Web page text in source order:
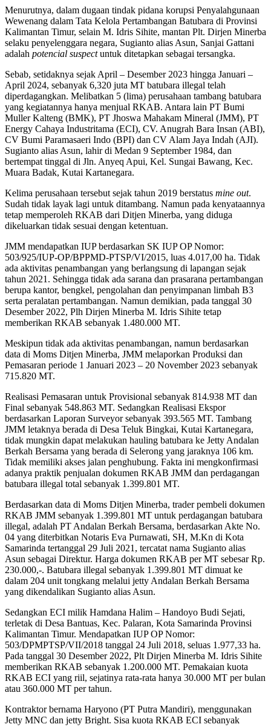
Menurutnya, dalam dugaan tindak pidana korupsi Penyalahgunaan
Wewenang dalam Tata Kelola Pertambangan Batubara di Provinsi
Kalimantan Timur, selain M. Idris Sihite, mantan Plt. Dirjen Minerba
selaku penyelenggara negara, Sugianto alias Asun, Sanjai Gattani
adalah potencial suspectuntuk ditetapkan sebagai tersangka.
Sebab, setidaknya sejak April – Desember 2023 hingga Januari –
April 2024, sebanyak 6,320 juta MT batubara illegal telah
diperdagangkan. Melibatkan 5 (lima) perusahaan tambang batubara
yang kegiatannya hanya menjual RKAB. Antara lain PT Bumi
Muller Kalteng (BMK), PT Jhoswa Mahakam Mineral (JMM), PT
Energy Cahaya Industritama (ECI), CV. Anugrah Bara Insan (ABI),
CV Bumi Paramasaeri Indo (BPI) dan CV Alam Jaya Indah (AJI).
Sugianto alias Asun, lahir di Medan 9 September 1984, dan
bertempat tinggal di Jln. Anyeq Apui, Kel. Sungai Bawang, Kec.
Muara Badak, Kutai Kartanegara.
Kelima perusahaan tersebut sejak tahun 2019 berstatus mine out.
Sudah tidak layak lagi untuk ditambang. Namun pada kenyataannya
tetap memperoleh RKAB dari Ditjen Minerba, yang diduga
dikeluarkan tidak sesuai dengan ketentuan.
JMM mendapatkan IUP berdasarkan SK IUP OP Nomor:
503/925/IUP-OP/BPPMD-PTSP/VI/2015, luas 4.017,00 ha. Tidak
ada aktivitas penambangan yang berlangsung di lapangan sejak
tahun 2021. Sehingga tidak ada sarana dan prasarana pertambangan
berupa kantor, bengkel, pengolahan dan penyimpanan limbah B3
serta peralatan pertambangan. Namun demikian, pada tanggal 30
Desember 2022, Plh Dirjen Minerba M. Idris Sihite tetap
memberikan RKAB sebanyak 1.480.000 MT.
Meskipun tidak ada aktivitas penambangan, namun berdasarkan
data di Moms Ditjen Minerba, JMM melaporkan Produksi dan
Pemasaran periode 1 Januari 2023 – 20 November 2023 sebanyak
715.820 MT.
Realisasi Pemasaran untuk Provisional sebanyak 814.938 MT dan
Final sebanyak 548.863 MT. Sedangkan Realisasi Ekspor
berdasarkan Laporan Surveyor sebanyak 393.565 MT. Tambang
JMM letaknya berada di Desa Teluk Bingkai, Kutai Kartanegara,
tidak mungkin dapat melakukan hauling batubara ke Jetty Andalan
Berkah Bersama yang berada di Selerong yang jaraknya 106 km.
Tidak memiliki akses jalan penghubung. Fakta ini mengkonfirmasi
adanya praktik penjualan dokumen RKAB JMM dan perdagangan
batubara illegal total sebanyak 1.399.801 MT.
Berdasarkan data di Moms Ditjen Minerba, trader pembeli dokumen
RKAB JMM sebanyak 1.399.801 MT untuk perdagangan batubara
illegal, adalah PT Andalan Berkah Bersama, berdasarkan Akte No.
04 yang diterbitkan Notaris Eva Purnawati, SH, M.Kn di Kota
Samarinda tertanggal 29 Juli 2021, tercatat nama Sugianto alias
Asun sebagai Direktur. Harga dokumen RKAB per MT sebesar Rp.
230.000,-. Batubara illegal sebanyak 1.399.801 MT dimuat ke
dalam 204 unit tongkang melalui jetty Andalan Berkah Bersama
yang dikendalikan Sugianto alias Asun.
Sedangkan ECI milik Hamdana Halim – Handoyo Budi Sejati,
terletak di Desa Bantuas, Kec. Palaran, Kota Samarinda Provinsi
Kalimantan Timur. Mendapatkan IUP OP Nomor:
503/DPMPTSP/VII/2018 tanggal 24 Juli 2018, seluas 1.977,33 ha.
Pada tanggal 30 Desember 2022, Plt Dirjen Minerba M. Idris Sihite
memberikan RKAB sebanyak 1.200.000 MT. Pemakaian kuota
RKAB ECI yang riil, sejatinya rata-rata hanya 30.000 MT per bulan
atau 360.000 MT per tahun.
Kontraktor bernama Haryono (PT Putra Mandiri), menggunakan
Jetty MNC dan jetty Bright. Sisa kuota RKAB ECI sebanyak